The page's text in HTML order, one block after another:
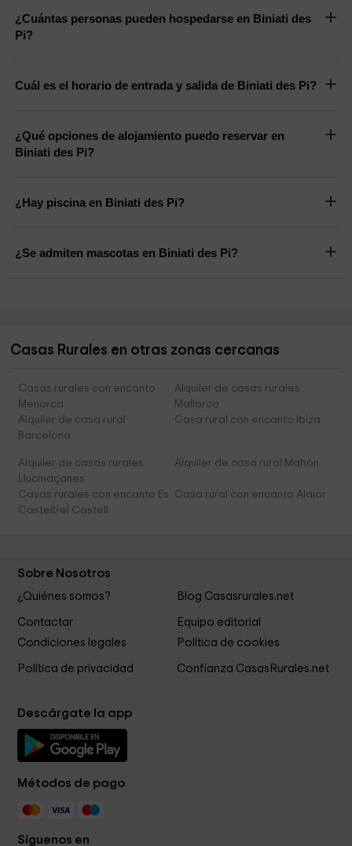
¿Cuántas personas pueden hospedarse en Biniati des
Pi?
Cuál es el horario de entrada y salida de Biniati des Pi?
¿Qué opciones de alojamiento puedo reservar en
Biniati des Pi?
¿Hay piscina en Biniati des Pi?
¿Se admiten mascotas en Biniati des Pi?
Casas Rurales en otras zonas cercanas
Casas rurales con encanto
Menorca
Alquiler de casas rurales
Mallorca
Alquiler de casa rural
Barcelona
Casa rural con encanto Ibiza
Alquiler de casas rurales
Llucmaçanes
Alquiler de casa rural Mahón
Casas rurales con encanto Es
Castell/el Castell
Casa rural con encanto Alaior
Sobre Nosotros
¿Quiénes somos? Blog Casasrurales.net
Contactar
Equipo editorial
Condiciones legales
Política de cookies
Política de privacidad Confianza CasasRurales.net
Descárgate la app
Métodos de pago
Síguenos en